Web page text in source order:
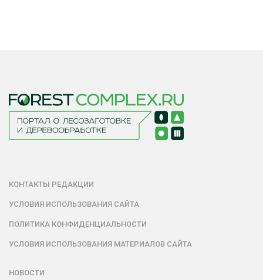
КОНТАКТЫ РЕДАКЦИИ
УСЛОВИЯ ИСПОЛЬЗОВАНИЯ САЙТА
ПОЛИТИКА КОНФИДЕНЦИАЛЬНОСТИ
УСЛОВИЯ ИСПОЛЬЗОВАНИЯ МАТЕРИАЛОВ САЙТА
НОВОСТИ